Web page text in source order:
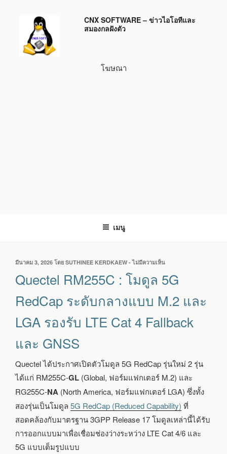
บทความ
CNX SOFTWARE – ข่าวไอโอทีและ
สมองกลฝังตัว
โฆษณา
เมนู
เขียน
ที่
มีนาคม 3, 2026 โดย SUTHINEE KERDKAEW -ไม่มีความเห็น
RM255C
โมดูล
REDCAP
ระดับ
M.2
และ
LGA
รองรับ
LTE
CAT
4
FALLBACK
และ
Quectel RM255C : โมดูล 5G
RedCap ระดับกลางแบบ M.2 และ
LGA รองรับ LTE Cat 4 Fallback
และ GNSS
Quectel ได้ประกาศเปิดตัวโมดูล 5G RedCap รุ่นใหม่ 2 รุ่น
ได้แก่ RM255C-GL (Global, ฟอร์มแฟกเตอร์ M.2) และ
RG255C-NA (North America, ฟอร์มแฟกเตอร์ LGA) ซึ่งทั้ง
สองรุ่นเป็นโมดูล 5G RedCap (Reduced Capability) ที่
สอดคล้องกับมาตรฐาน 3GPP Release 17 โมดูลเหล่านี้ได้รับ
การออกแบบมาเพื่อเชื่อมช่องว่างระหว่าง LTE Cat 4/6 และ
5G แบบเต็มรูปแบบ